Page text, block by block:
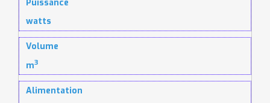
Puissance
watts
Volume
m3
Alimentation